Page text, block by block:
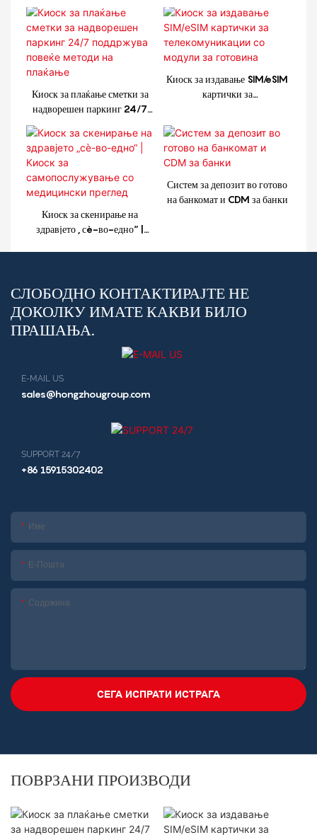
Киоск за плаќање сметки за
надворешен паркинг 24/7
поддржува повеќе методи на
плаќање
Киоск за издавање SIM/eSIM
картички за
Киоск за скенирање на
здравјето „сè-во-едно“ |
Систем за депозит во готово
на банкомат и CDM за банки
СЛОБОДНО КОНТАКТИРАЈТЕ НЕ
ДОКОЛКУ ИМАТЕ КАКВИ БИЛО
ПРАШАЊА.
E-MAIL US
sales@hongzhougroup.com
SUPPORT 24/7
+86 15915302402
Име
Е-Пошта
Содржина
СЕГА ИСПРАТИ ИСТРАГА
ПОВРЗАНИ ПРОИЗВОДИ